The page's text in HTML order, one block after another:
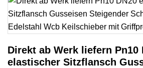
Direkt ab Werk liefern Pn10
elastischer Sitzflansch